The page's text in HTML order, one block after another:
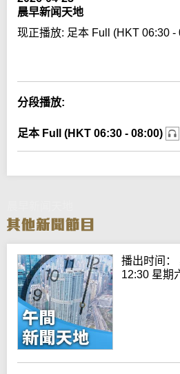
晨早新闻天地
现正播放: 足本 Full (HKT 06:30 -
分段播放:
足本 Full (HKT 06:30 - 08:00)
播出时间：
12:30 星期